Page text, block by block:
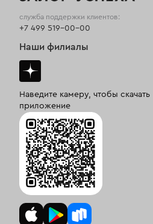
служба поддержки клиентов:
+7 499 519-00-00
Наши филиалы
Наведите камеру, чтобы скачать
приложение